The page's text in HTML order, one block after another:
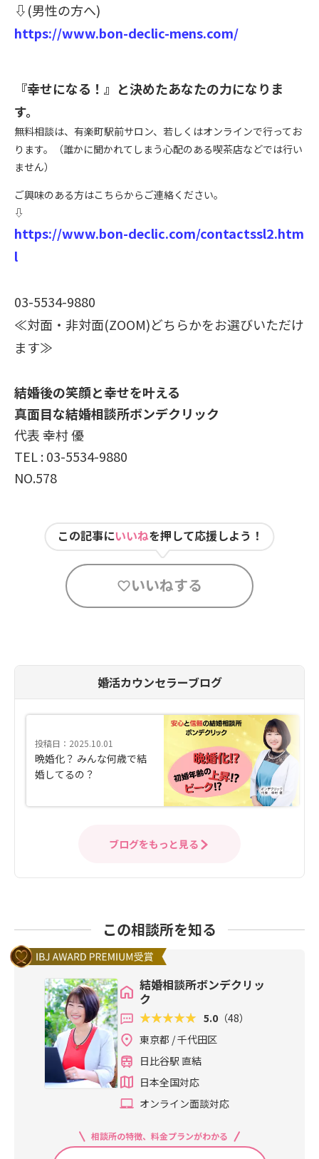
⇩(男性の方へ)
https://www.bon-declic-mens.com/
『幸せになる！』と決めたあなたの力になりま
す。
無料相談は、有楽町駅前サロン、若しくはオンラインで行ってお
ります。（誰かに聞かれてしまう心配のある喫茶店などでは行い
ません）
ご興味のある方はこちらからご連絡ください。
⇩
https://www.bon-declic.com/contactssl2.htm
l
03-5534-9880
≪対面・非対面(ZOOM)どちらかをお選びいただけ
ます≫
結婚後の笑顔と幸せを叶える
真面目な結婚相談所ボンデクリック
代表 幸村 優
TEL : 03-5534-9880
NO.578
この記事にいいねを押して応援しよう！
いいねする
婚活カウンセラーブログ
投稿日：2025.10.01
晩婚化？ みんな何歳で結
婚してるの？
ブログをもっと見る
この相談所を知る
結婚相談所ボンデクリッ
ク
5.0 （48）
東京都 / 千代田区
日比谷駅 直結
日本全国対応
オンライン面談対応
相談所の特徴、料金プランがわかる